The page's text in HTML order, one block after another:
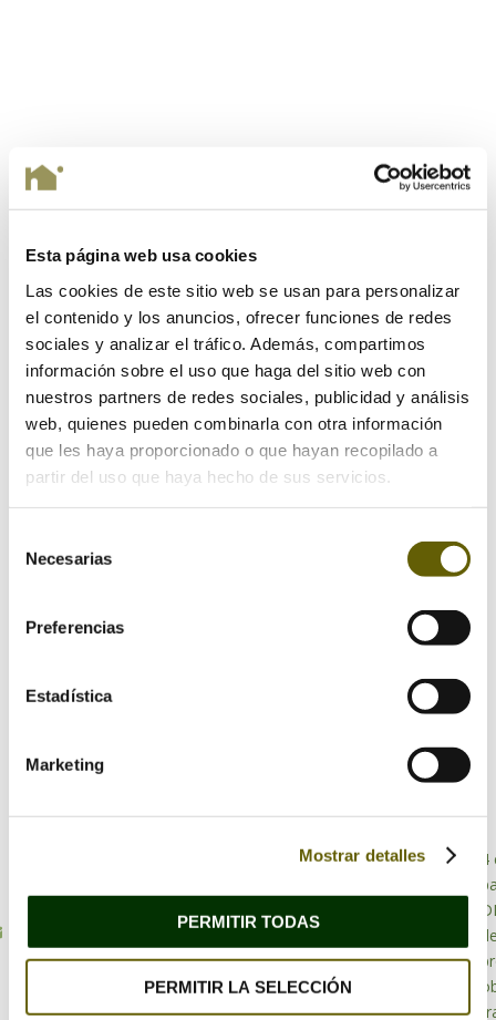
Esta página web usa cookies
Las cookies de este sitio web se usan para personalizar
el contenido y los anuncios, ofrecer funciones de redes
sociales y analizar el tráfico. Además, compartimos
información sobre el uso que haga del sitio web con
nuestros partners de redes sociales, publicidad y análisis
web, quienes pueden combinarla con otra información
que les haya proporcionado o que hayan recopilado a
partir del uso que haya hecho de sus servicios.
Necesarias
Preferencias
Estadística
Marketing
Mostrar detalles
PERMITIR TODAS
PERMITIR LA SELECCIÓN
Bioarquitectura
Sobre mí
Asesoramiento 1 a
1
Escuela